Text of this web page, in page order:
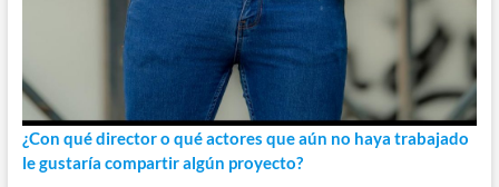
¿Con qué director o qué actores que aún no haya trabajado
le gustaría compartir algún proyecto?